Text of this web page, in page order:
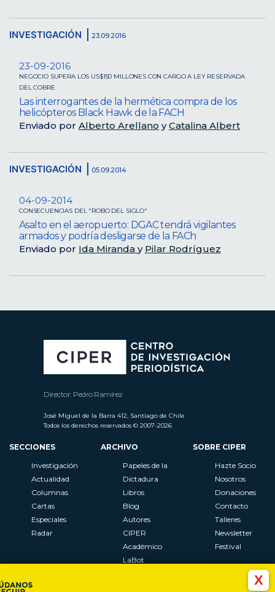
X
INVESTIGACIÓN 23.09.2016
23-09-2016
NEGOCIO SUPERA LOS US$150 MILLONES CON CARGO A LEY RESERVADA
DEL COBRE
Las interrogantes de la hermética compra de los
helicópteros Black Hawk de la FACH
Enviado por Alberto Arellano yCatalina Albert
INVESTIGACIÓN 05.09.2014
04-09-2014
CONSECUENCIAS DEL "ROBO DEL SIGLO"
Asalto en el aeropuerto: DGAC tendrá vigilantes
armados y podría desligarse de la FACh
Enviado por Ida Miranda y Pilar Rodríguez
Director: Pedro Ramírez
José Miguel de la Barra 412, Santiago de Chile
Todos los derechos reservados © 2007-2026
SECCIONES
Investigación
Actualidad
Columnas
Cartas
Especiales
Radar
ARCHIVO
Papeles de la
Dictadura
Libros
Blog
Autores
CIPER
Académico
LaBot
SOBRE CIPER
Hazte Socio
Nosotros
Donaciones
Contacto
Talleres
Newsletter
Festival